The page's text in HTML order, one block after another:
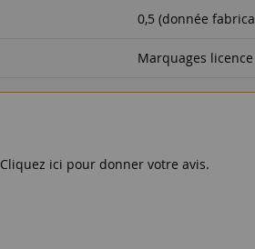
0,5 (donnée
Marquages
Cliquez ici pour donner votre avis.